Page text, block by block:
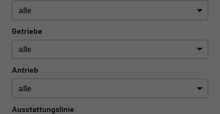
Getriebe
Antrieb
Ausstattungslinie